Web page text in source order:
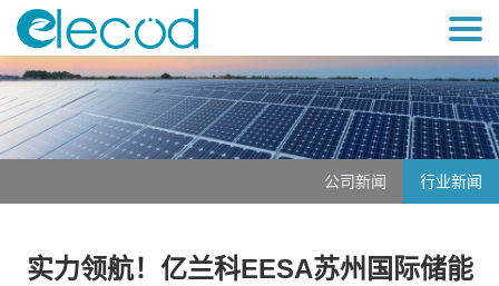
公司新闻 行业新闻
实力领航！亿兰科EESA苏州国际储能